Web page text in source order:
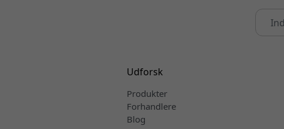
Udforsk
Produkter
Forhandlere
Blog